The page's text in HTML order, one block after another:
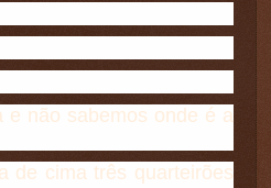
e não sabemos onde é a
de cima três quarteirões